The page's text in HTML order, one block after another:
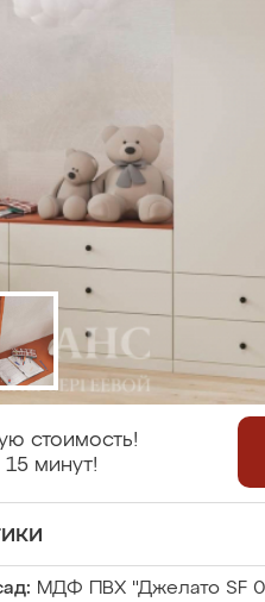
стоимость!
минут!
МДФ ПВХ "Джелато SF